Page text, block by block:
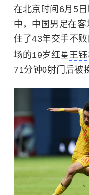
在北京时间6月5
中，中国男足在
住了43年交手不
场的19岁红星 王钰
71分钟0射门后被